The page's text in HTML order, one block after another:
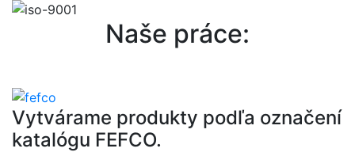
Naše práce:
Vytvárame produkty podľa označení
katalógu FEFCO.